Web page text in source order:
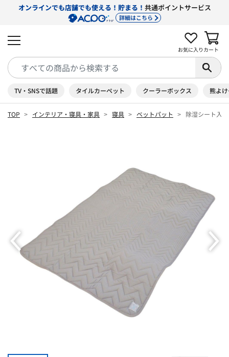
オンラインでも店舗でも使える！貯まる！ 共通ポイントサービス
詳細はこちら
お気に入り カート
TV・SNSで話題 タイルカーペット クーラーボックス 熊よ
TOP インテリア・寝具・家具 寝具 ベットパット 除湿シート入